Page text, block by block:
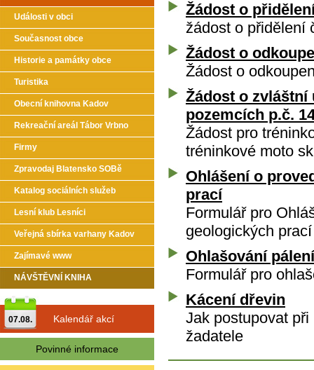
Žádost o
žádost o přidělení
Žádost o
Žádost o
Žádost o
pozemcích p.č.
Žádost pro
tréninkové moto
Ohlášení o
prací
Formulář pro
geologických
Ohlašování pálení
Formulář pro
Kácení dřevin
Jak postupovat
žadatele
Události v obci
Současnost obce
Historie a památky obce
Turistika
Obecní knihovna Kadov
Rekreační areál Tábor Vrbno
Firmy
Zpravodaj Blatensko SOBě
Katalog sociálních služeb
Lesní klub Lesníci
Veřejná sbírka varhany Kadov
Zajímavé www
NÁVŠTĚVNÍ KNIHA
07.08. Kalendář akcí
Povinné informace